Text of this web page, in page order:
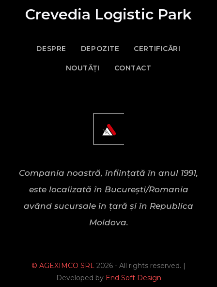
Crevedia Logistic Park
DESPRE DEPOZITE CERTIFICĂRI
NOUTĂȚI CONTACT
Compania noastră, înfiinţată în anul 1991,
este localizată în Bucureşti/Romania
având sucursale în ţară şi în Republica
Moldova.
© AGEXIMCO SRL 2026 - All rights reserved. |
Developed by End Soft Design